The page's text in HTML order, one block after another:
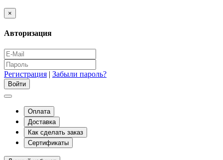
×
Авторизация
Регистрация | Забыли пароль?
Оплата
Доставка
Как сделать заказ
Сертификаты